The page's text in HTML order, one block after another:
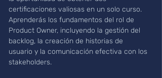
certificaciones valiosas en un solo curso.
Aprenderás los fundamentos del rol de
Product Owner, incluyendo la gestión del
backlog, la creación de historias de
usuario y la comunicación efectiva con los
stakeholders.